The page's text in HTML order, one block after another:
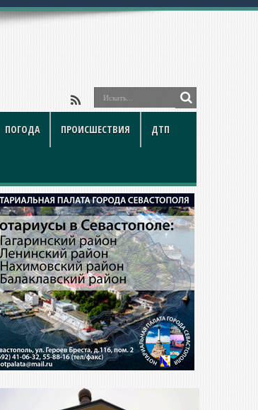
ПОГОДА ПРОИСШЕСТВИЯ ДТП